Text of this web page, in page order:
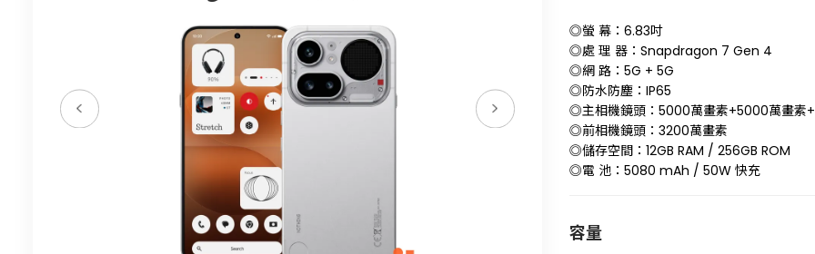
◎螢 幕：6.83吋
◎處 理 器：Snapdragon 7 Gen 4
◎網 路：5G + 5G
◎防水防塵：IP65
◎主相機鏡頭：5000萬畫素+5000萬畫素
◎前相機鏡頭：3200萬畫素
◎儲存空間：12GB RAM / 256GB ROM
◎電 池：5080 mAh / 50W 快充
容量